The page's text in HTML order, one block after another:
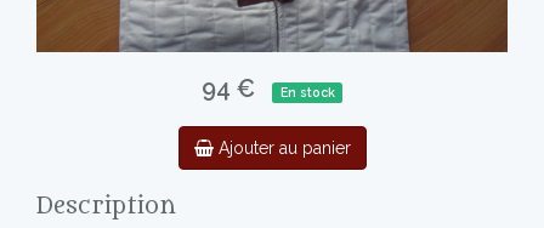
94 € En stock
Ajouter au panier
Description